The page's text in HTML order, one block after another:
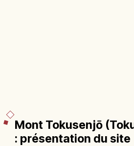
Mont Tokusenjō
: présentation du site